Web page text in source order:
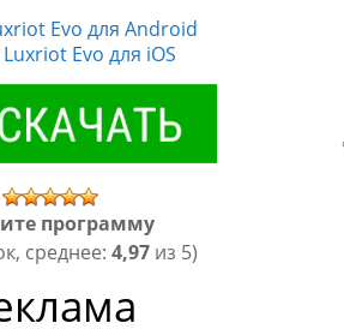
Evo для Android
Luxriot Evo для iOS
программу
среднее: 4,97из 5)